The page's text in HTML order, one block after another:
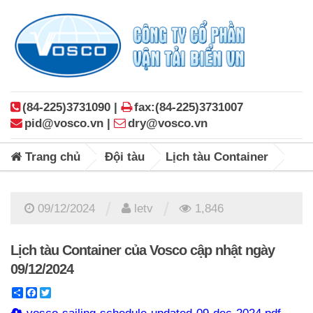
(84-225)3731090 |
fax:(84-225)3731007
pid@vosco.vn |
dry@vosco.vn
Trang chủ Đội tàu Lịch tàu Container
09/12/2024 letv 1,846
Lịch tàu Container của Vosco cập nhật ngày
09/12/2024
ShareFacebook